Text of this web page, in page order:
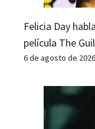
Felicia Day
película The
6 de agosto de 2026